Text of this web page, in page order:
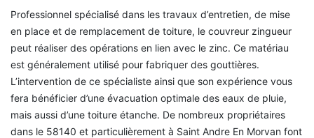
Professionnel spécialisé dans les travaux d’entretien, de mise
en place et de remplacement de toiture, le couvreur zingueur
peut réaliser des opérations en lien avec le zinc. Ce matériau
est généralement utilisé pour fabriquer des gouttières.
L’intervention de ce spécialiste ainsi que son expérience vous
fera bénéficier d’une évacuation optimale des eaux de pluie,
mais aussi d’une toiture étanche. De nombreux propriétaires
dans le 58140 et particulièrement à Saint Andre En Morvan font